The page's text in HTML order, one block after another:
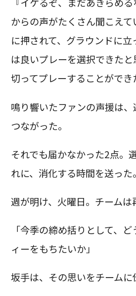
からの声がたくさん聞こえ
に押されて、グラウンドに立
は良いプレーを選択できた
切ってプレーすることができ
鳴り響いたファンの声援は
つながった。
それでも届かなかった2点。
れに、消化する時間を送った。
週が明け、火曜日。チームは
「今季の締め括りとして、
ィーをもちたいか」
坂手は、その思いをチームに